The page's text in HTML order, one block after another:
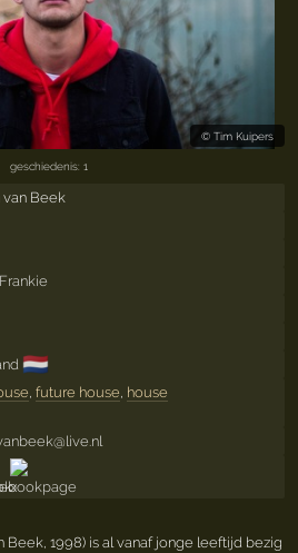
© Tim Kuipers
geschiedenis: 1
van Beek
🇳🇱
, future house, house
Beek, 1998) is al vanaf jonge leeftijd bezig